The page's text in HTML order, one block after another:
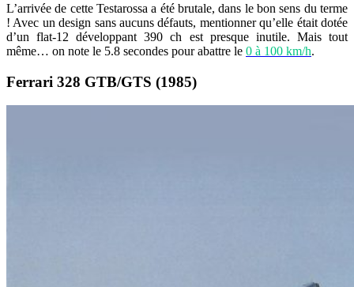
L’arrivée de cette Testarossa a été brutale, dans le bon sens du terme
! Avec un design sans aucuns défauts, mentionner qu’elle était dotée
d’un flat-12 développant 390 ch est presque inutile. Mais tout
même… on note le 5.8 secondes pour abattre le 0 à 100 km/h.
Ferrari 328 GTB/GTS (1985)